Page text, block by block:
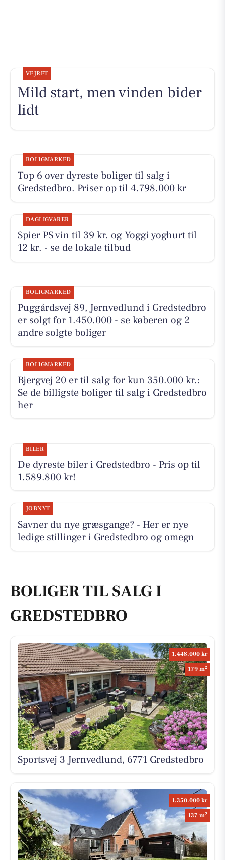
VEJRET
Mild start, men vinden bider
lidt
BOLIGMARKED
Top 6 over dyreste boliger til salg i
Gredstedbro. Priser op til 4.798.000 kr
DAGLIGVARER
Spier PS vin til 39 kr. og Yoggi yoghurt til
12 kr. - se de lokale tilbud
BOLIGMARKED
Puggårdsvej 89, Jernvedlund i Gredstedbro
er solgt for 1.450.000 - se køberen og 2
andre solgte boliger
BOLIGMARKED
Bjergvej 20 er til salg for kun 350.000 kr.:
Se de billigste boliger til salg i Gredstedbro
her
BILER
De dyreste biler i Gredstedbro - Pris op til
1.589.800 kr!
JOBNYT
Savner du nye græsgange? - Her er nye
ledige stillinger i Gredstedbro og omegn
BOLIGER TIL SALG I
GREDSTEDBRO
1.448.000 kr
179 m2
Sportsvej 3 Jernvedlund, 6771 Gredstedbro
1.350.000 kr
137 m2